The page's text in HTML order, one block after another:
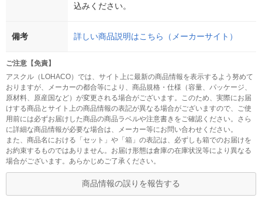
込みください。
備考 詳しい商品説明はこちら（メーカーサイト）
ご注意【免責】
アスクル（LOHACO）では、サイト上に最新の商品情報を表示するよう努めて
おりますが、メーカーの都合等により、商品規格・仕様（容量、パッケージ、
原材料、原産国など）が変更される場合がございます。このため、実際にお届
けする商品とサイト上の商品情報の表記が異なる場合がございますので、ご使
用前には必ずお届けした商品の商品ラベルや注意書きをご確認ください。さら
に詳細な商品情報が必要な場合は、メーカー等にお問い合わせください。
また、商品名における「セット」や「箱」の表記は、必ずしも箱でのお届けを
お約束するものではありません。お届け形態は倉庫の在庫状況等により異なる
場合がございます。あらかじめご了承ください。
商品情報の誤りを報告する